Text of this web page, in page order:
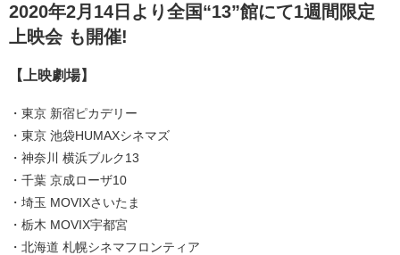
2020年2月14日より全国“13”館にて1週間限定
上映会 も開催!
【上映劇場】
・東京 新宿ピカデリー
・東京 池袋HUMAXシネマズ
・神奈川 横浜ブルク13
・千葉 京成ローザ10
・埼玉 MOVIXさいたま
・栃木 MOVIX宇都宮
・北海道 札幌シネマフロンティア